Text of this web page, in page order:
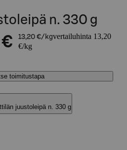
n. 330 g
13,20 €/kgvertailuhinta 13,20
€/kg
toimitustapa
juustoleipä n. 330 g